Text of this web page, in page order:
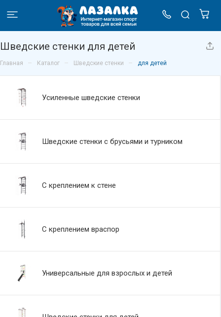
Шведские стенки для детей
Главная – Каталог – Шведские стенки – для детей
Усиленные шведские стенки
Шведские стенки с брусьями и турником
С креплением к стене
С креплением враспор
Универсальные для взрослых и детей